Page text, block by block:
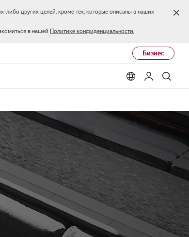
либо других целей, кроме тех, которые описаны в наших
в нашей Политике конфиденциальности.
Бизнес
Language options
Мой LG